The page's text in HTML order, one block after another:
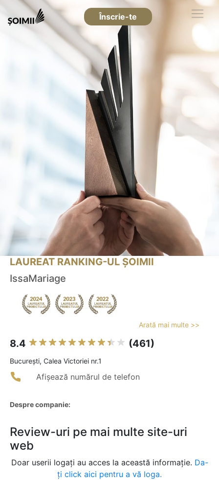
Înscrie-te
LAUREAT RANKING-UL ȘOIMII
IssaMariage
Arată mai multe >>
8.4 (461)
Bucureşti, Calea Victoriei nr.1
Afișează numărul de telefon
Despre companie:
Review-uri pe mai multe site-uri
web
Doar userii logați au acces la această informație. Da-
ți click aici pentru a vă loga.